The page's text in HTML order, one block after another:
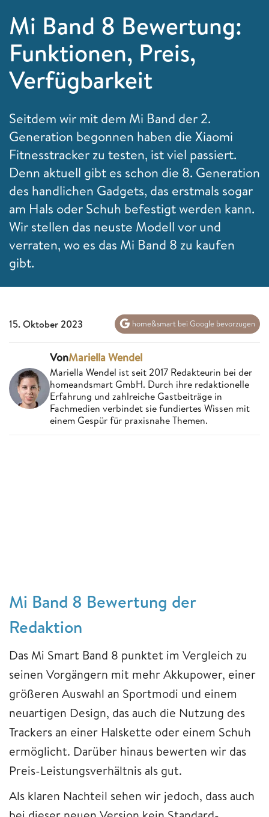
Mi Band 8 Bewertung:
Funktionen, Preis,
Verfügbarkeit
Seitdem wir mit dem Mi Band der 2.
Generation begonnen haben die Xiaomi
Fitnesstracker zu testen, ist viel passiert.
Denn aktuell gibt es schon die 8. Generation
des handlichen Gadgets, das erstmals sogar
am Hals oder Schuh befestigt werden kann.
Wir stellen das neuste Modell vor und
verraten, wo es das Mi Band 8 zu kaufen
gibt.
15. Oktober 2023 home&smart bei Google bevorzugen
VonMariella Wendel
Mariella Wendel ist seit 2017 Redakteurin bei der
homeandsmart GmbH. Durch ihre redaktionelle
Erfahrung und zahlreiche Gastbeiträge in
Fachmedien verbindet sie fundiertes Wissen mit
einem Gespür für praxisnahe Themen.
Mi Band 8 Bewertung der
Redaktion
Das Mi Smart Band 8 punktet im Vergleich zu
seinen Vorgängern mit mehr Akkupower, einer
größeren Auswahl an Sportmodi und einem
neuartigen Design, das auch die Nutzung des
Trackers an einer Halskette oder einem Schuh
ermöglicht. Darüber hinaus bewerten wir das
Preis-Leistungsverhältnis als gut.
Als klaren Nachteil sehen wir jedoch, dass auch